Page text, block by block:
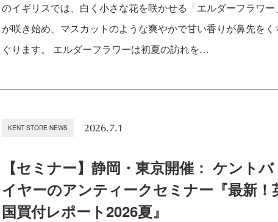
のイギリスでは、白く小さな花を咲かせる「エルダーフラワー
が咲き始め、マスカットのような爽やかで甘い香りが鼻先をく
ぐります。 エルダーフラワーは初夏の訪れを…
KENT STORE NEWS 2026.7.1
【セミナー】静岡・東京開催： ケントバ
イヤーのアンティークセミナー『最新！
国買付レポート2026夏』